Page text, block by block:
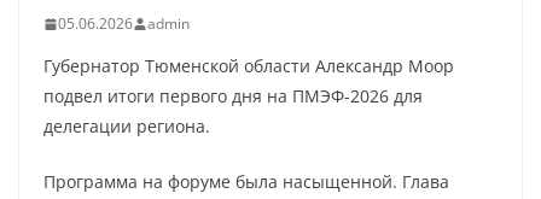
05.06.2026 admin
Губернатор Тюменской области Александр Моор
подвел итоги первого дня на ПМЭФ-2026 для
делегации региона.
Программа на форуме была насыщенной. Глава